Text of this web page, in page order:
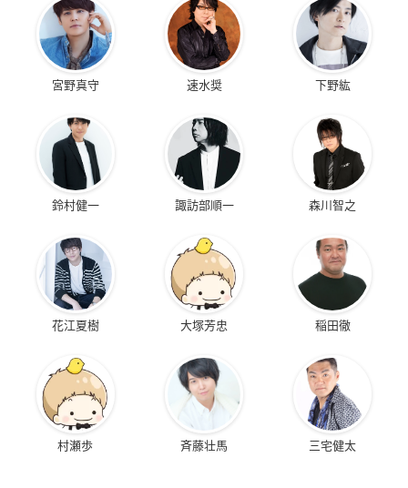
宮野真守 速水奨 下野紘
鈴村健一 諏訪部順一 森川智之
花江夏樹 大塚芳忠 稲田徹
村瀬歩 斉藤壮馬 三宅健太